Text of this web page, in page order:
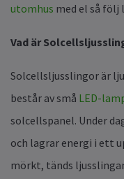
utomhus med el så följ
Vad är
Solcellsljusslingor är
består av små LED-
solcellspanel. Under
och lagrar energi i ett
mörkt, tänds